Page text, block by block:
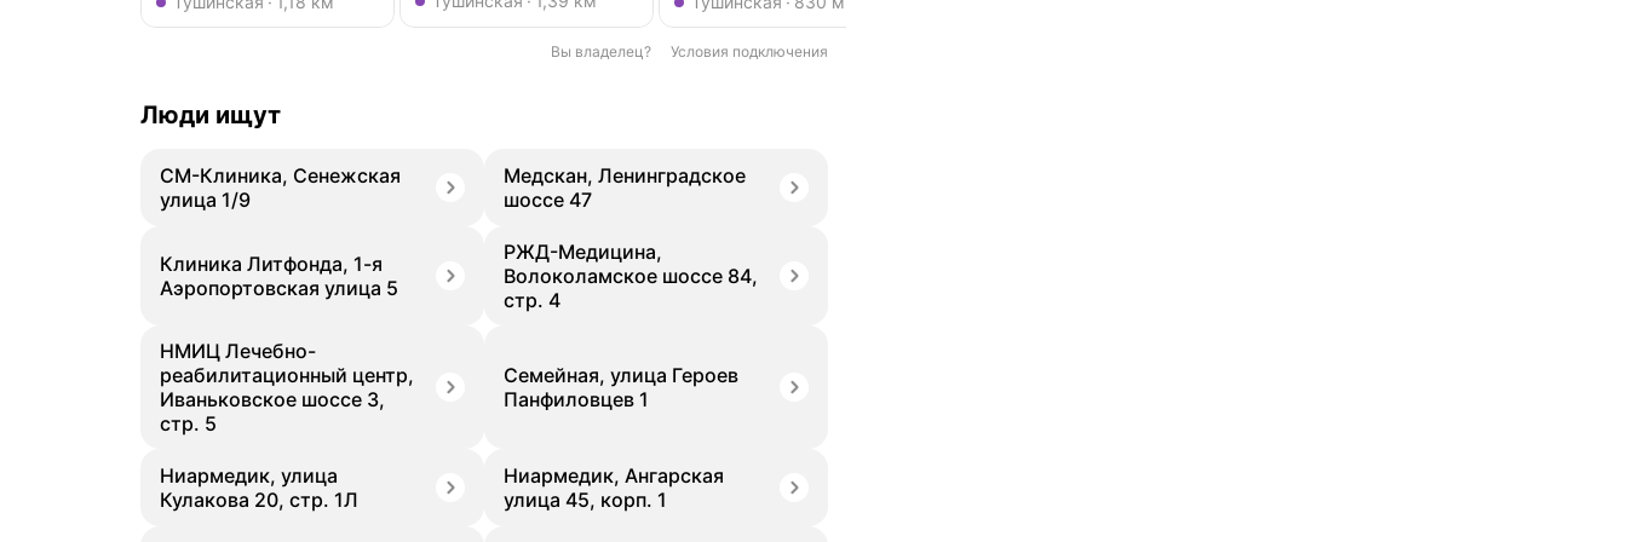
Вы владелец? Условия подключения
Люди ищут
СМ-Клиника, Сенежская
улица 1/9
Медскан, Ленинградское
шоссе 47
Клиника Литфонда, 1-я
Аэропортовская улица 5
РЖД-Медицина,
Волоколамское шоссе 84,
стр. 4
НМИЦ Лечебно-
реабилитационный центр,
Иваньковское шоссе 3,
стр. 5
Семейная, улица Героев
Панфиловцев 1
Ниармедик, улица
Кулакова 20, стр. 1Л
Ниармедик, Ангарская
улица 45, корп. 1